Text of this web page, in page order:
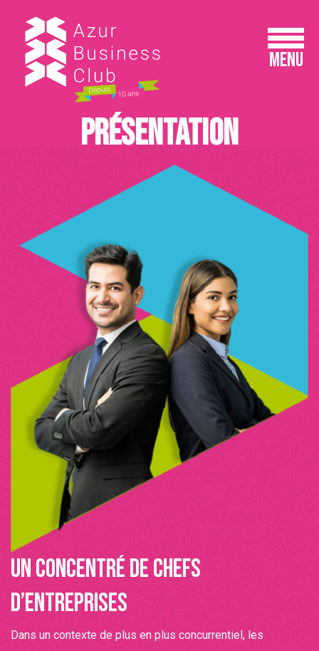
MENU
Présentation
UN CONCENTRÉ DE CHEFS
D’ENTREPRISES
Dans un contexte de plus en plus concurrentiel, les